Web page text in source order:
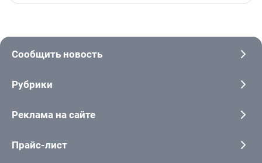
Сообщить новость
Рубрики
Реклама на сайте
Прайс-лист